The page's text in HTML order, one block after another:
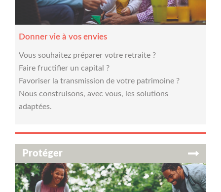
Donner vie à vos envies
Vous souhaitez préparer votre retraite ?
Faire fructifier un capital ?
Favoriser la transmission de votre patrimoine ?
Nous construisons, avec vous, les solutions
adaptées.
Protéger